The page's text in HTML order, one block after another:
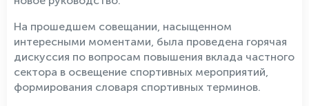
На прошедшем совещании, насыщенном
интересными моментами, была проведена горячая
дискуссия по вопросам повышения вклада частного
сектора в освещение спортивных мероприятий,
формирования словаря спортивных терминов.